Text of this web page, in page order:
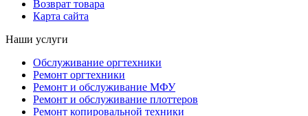
Возврат товара
Карта сайта
Наши услуги
Обслуживание оргтехники
Ремонт оргтехники
Ремонт и обслуживание МФУ
Ремонт и обслуживание плоттеров
Ремонт копировальной техники